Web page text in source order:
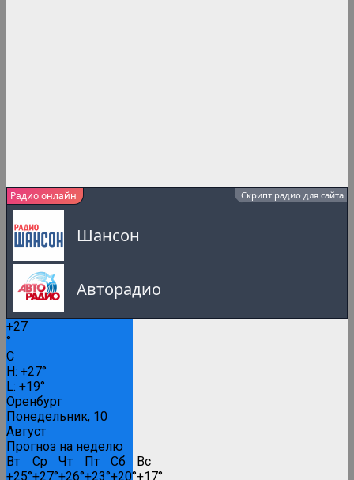
Радио онлайн Скрипт радио для сайта
Шансон
Авторадио
Вести FM
+27
°
C
H: +27°
L: +19°
Оренбург
Понедельник, 10
Август
Прогноз на неделю
Вт
Ср Чт Пт Сб
Вс
+25°+27°+26°+23°+20°+17°